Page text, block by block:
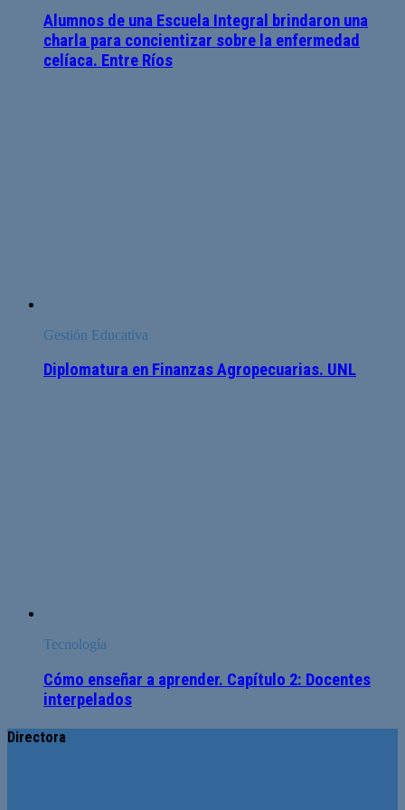
Alumnos de una Escuela Integral brindaron una
charla para concientizar sobre la enfermedad
celíaca. Entre Ríos
Gestión Educativa
Diplomatura en Finanzas Agropecuarias. UNL
Tecnología
Cómo enseñar a aprender. Capítulo 2: Docentes
interpelados
Directora